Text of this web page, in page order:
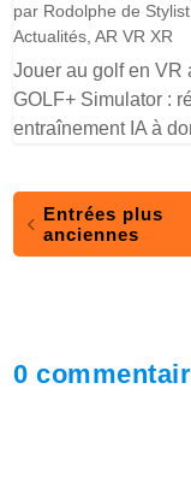
par Rodolphe de
Actualités ,AR VR XR
Jouer au golf en VR
GOLF+ Simulator :
entraînement IA à
Entrées plus
anciennes
0